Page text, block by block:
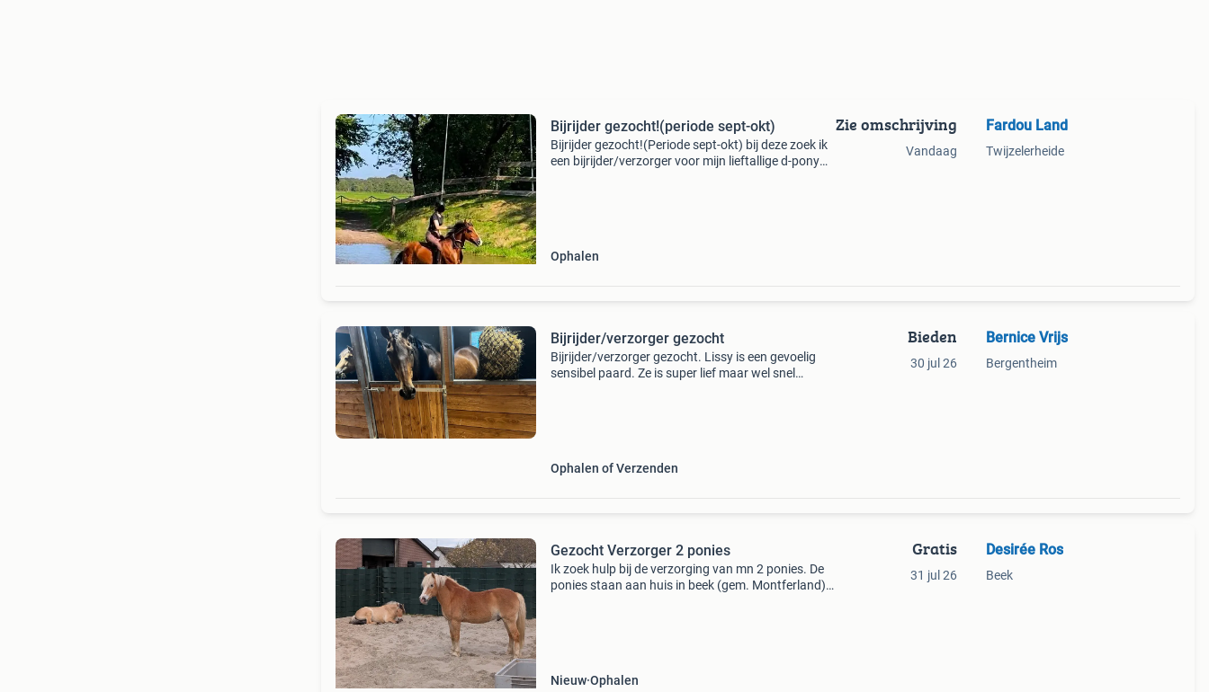
Bijrijder gezocht!(periode sept-okt)
Bijrijder gezocht!(Periode sept-okt) bij deze zoek ik
een bijrijder/verzorger voor mijn lieftallige d-pony
Ophalen
Zie omschrijving
Vandaag
Fardou Land
Twijzelerheide
Bijrijder/verzorger gezocht
Bijrijder/verzorger gezocht. Lissy is een gevoelig
sensibel paard. Ze is super lief maar wel snel
Ophalen of Verzenden
Bieden
30 jul 26
Bernice Vrijs
Bergentheim
Gezocht Verzorger 2 ponies
Ik zoek hulp bij de verzorging van mn 2 ponies. De
ponies staan aan huis in beek (gem. Montferland).
Nieuw Ophalen
Gratis
31 jul 26
Desirée Ros
Beek